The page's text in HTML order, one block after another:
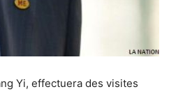
Yi, effectuera des visites